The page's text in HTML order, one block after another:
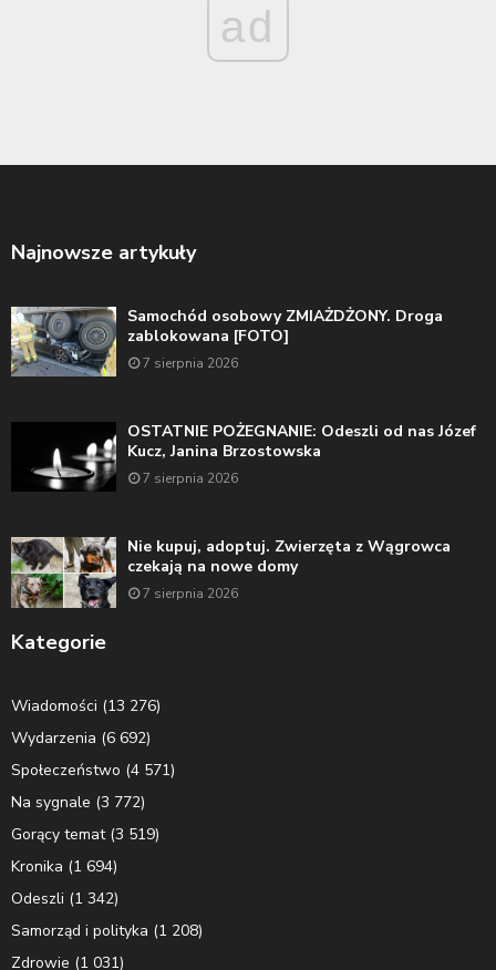
ad
Najnowsze artykuły
Samochód osobowy ZMIAŻDŻONY. Droga
zablokowana [FOTO]
7 sierpnia 2026
OSTATNIE POŻEGNANIE: Odeszli od nas Józef
Kucz, Janina Brzostowska
7 sierpnia 2026
Nie kupuj, adoptuj. Zwierzęta z Wągrowca
czekają na nowe domy
7 sierpnia 2026
Kategorie
Wiadomości (13 276)
Wydarzenia (6 692)
Społeczeństwo (4 571)
Na sygnale (3 772)
Gorący temat(3 519)
Kronika (1 694)
Odeszli (1 342)
Samorząd i polityka (1 208)
Zdrowie (1 031)